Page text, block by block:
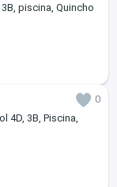
piscina, Quincho
0
4D, 3B, Piscina,